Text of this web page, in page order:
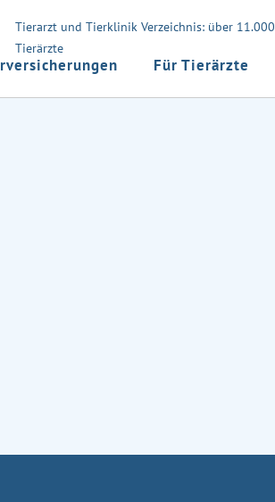
Tierarzt und Tierklinik Verzeichnis: über 11.000
Tierärzte
Für Tierärzte